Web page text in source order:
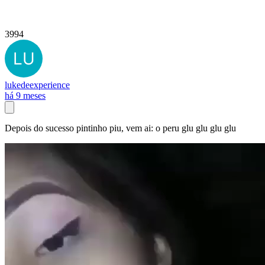
3994
lukedeexperience
há 9 meses
Depois do sucesso pintinho piu, vem ai: o peru glu glu glu glu